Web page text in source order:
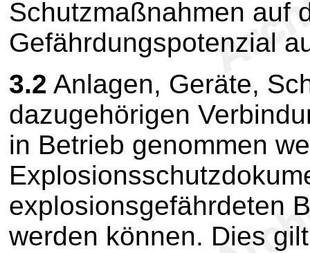
Schutzmaßnahmen auf
Gefährdungspotenzial
3.2 Anlagen, Geräte,
dazugehörigen
in Betrieb genommen
explosionsgefährdeten
werden können. Dies